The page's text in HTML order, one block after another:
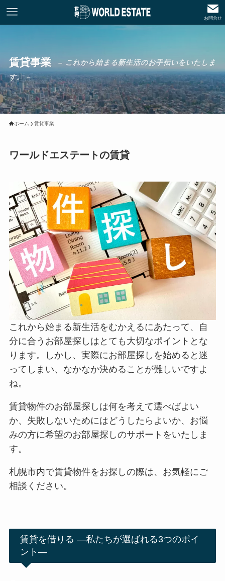
お問合せ
賃貸事業
– これから始まる新生活のお手伝いをいたしま
す。 –
ホーム 賃貸事業
ワールドエステートの賃貸
これから始まる新生活をむかえるにあたって、自
分に合うお部屋探しはとても大切なポイントとな
ります。しかし、実際にお部屋探しを始めると迷
ってしまい、なかなか決めることが難しいですよ
ね。
賃貸物件のお部屋探しは何を考えて選べばよい
か、失敗しないためにはどうしたらよいか、お悩
みの方に希望のお部屋探しのサポートをいたしま
す。
札幌市内で賃貸物件をお探しの際は、お気軽にご
相談ください。
賃貸を借りる ―私たちが選ばれる3つのポイ
ント―